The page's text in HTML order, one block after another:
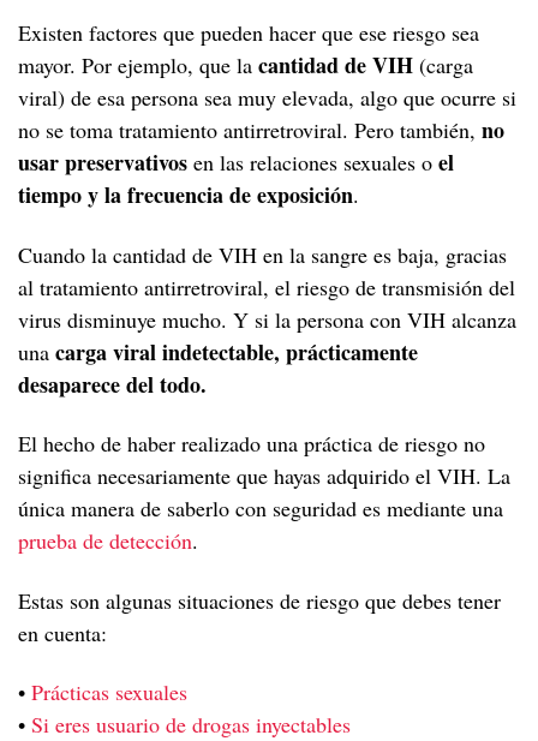
Desde los 60
Existen factores que pueden hacer que ese riesgo sea
mayor. Por ejemplo, que la cantidad de VIH (carga
viral) de esa persona sea muy elevada, algo que ocurre si
no se toma tratamiento antirretroviral. Pero también, no
usar preservativos en las relaciones sexuales o el
tiempo y la frecuencia de exposición.
Cuando la cantidad de VIH en la sangre es baja, gracias
al tratamiento antirretroviral, el riesgo de transmisión del
virus disminuye mucho. Y si la persona con VIH alcanza
una carga viral indetectable, prácticamente
desaparece del todo.
El hecho de haber realizado una práctica de riesgo no
significa necesariamente que hayas adquirido el VIH. La
única manera de saberlo con seguridad es mediante una
prueba de detección.
Estas son algunas situaciones de riesgo que debes tener
en cuenta:
• Prácticas sexuales
• Si eres usuario de drogas inyectables